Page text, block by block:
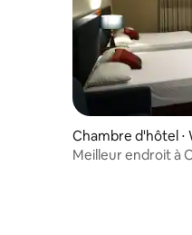
Chambre d'hôtel ⋅
Meilleur endroit à